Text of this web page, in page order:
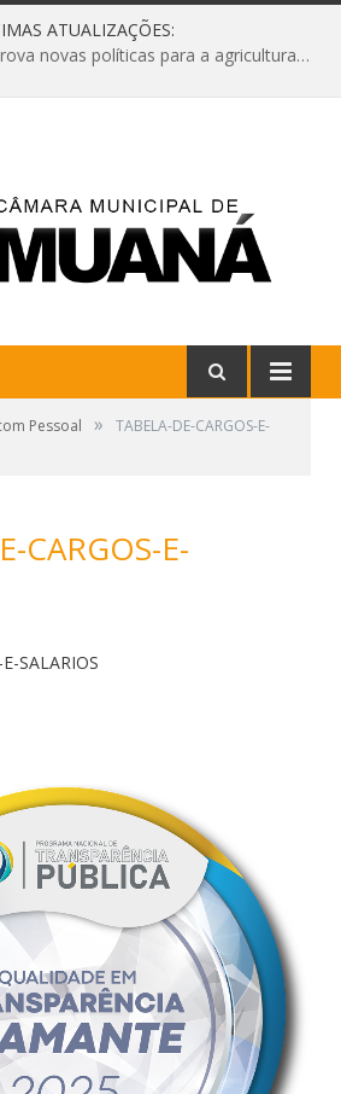
ATUALIZAÇÕES:
Câmara de Muaná aprova novas políticas para a agricultura e solicita reforma da Ponte do Reduto
Pessoal »
TABELA-DE-CARGOS-E-
CARGOS-E-
SALARIOS